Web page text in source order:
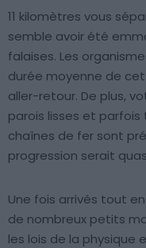
11 kilomètres vous
semble avoir été
falaises. Les
durée moyenne de
aller-retour. De plus,
parois lisses et
chaînes de fer sont
progression serait
Une fois arrivés tout
de nombreux petits
les lois de la physique